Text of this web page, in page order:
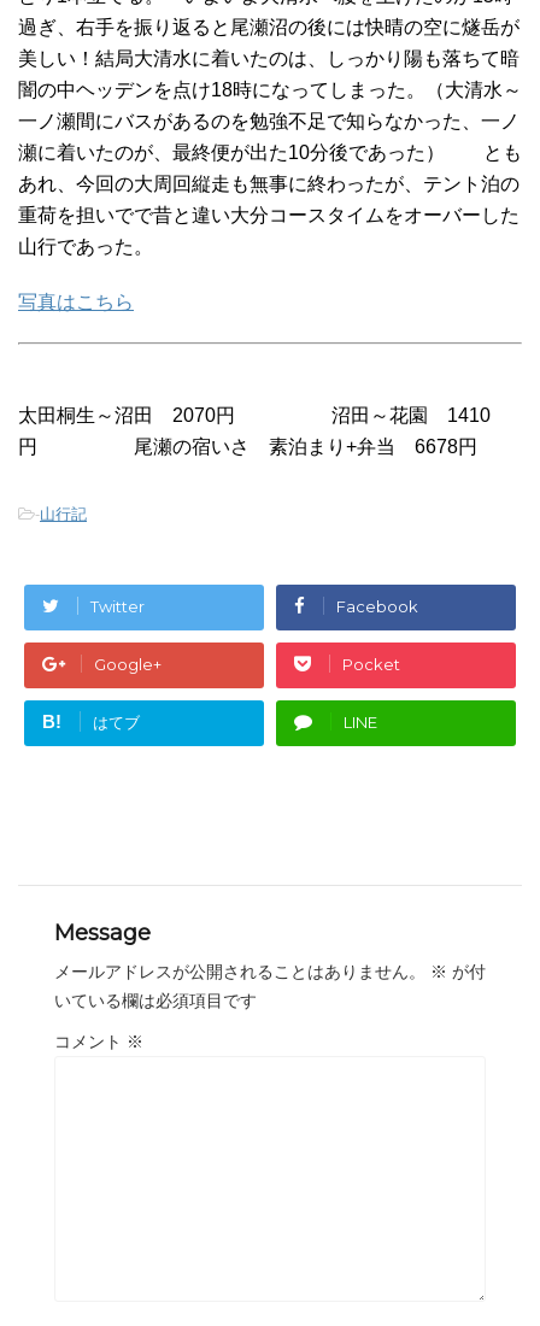
過ぎ、右手を振り返ると尾瀬沼の後には快晴の空に燧岳が
美しい！結局大清水に着いたのは、しっかり陽も落ちて暗
闇の中ヘッデンを点け18時になってしまった。（大清水～
一ノ瀬間にバスがあるのを勉強不足で知らなかった、一ノ
瀬に着いたのが、最終便が出た10分後であった） とも
あれ、今回の大周回縦走も無事に終わったが、テント泊の
重荷を担いでで昔と違い大分コースタイムをオーバーした
山行であった。
写真はこちら
太田桐生～沼田 2070円 沼田～花園 1410
円 尾瀬の宿いさ 素泊まり+弁当 6678円
-山行記
Twitter Facebook
Google+ Pocket
B! はてブ LINE
Message
メールアドレスが公開されることはありません。 ※ が付
いている欄は必須項目です
コメント ※